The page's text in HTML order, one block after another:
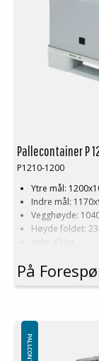
Pallecontainer P
P1210-1200
Ytre mål:
Indre mål:
Vegghøyde:
Høyde foldet:
Vekt: 43 kg
Statisk
Dobbelstabling
Logistikk: 10 stk/
Minste
På